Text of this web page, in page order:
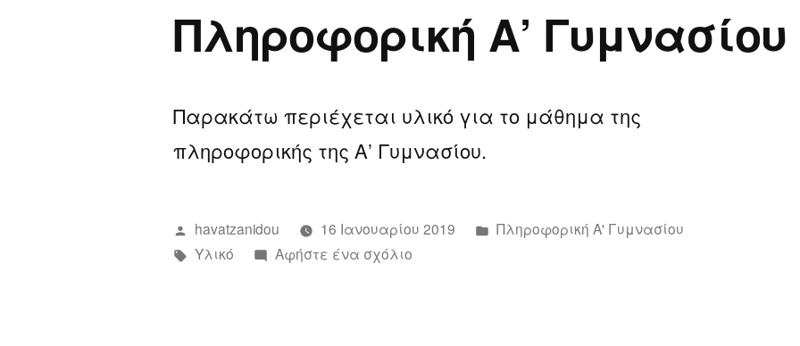
Πληροφορική Α’ Γυμνασίου
Παρακάτω περιέχεται υλικό για το μάθημα της
πληροφορικής της Α’ Γυμνασίου.
Συντάχθηκε
από
havatzanidou 16 Ιανουαρίου 2019
Αναρτήθηκε
Πληροφορική Α' Γυμνασίου
Ετικέτες:
Υλικό Αφήστε ένα σχόλιο